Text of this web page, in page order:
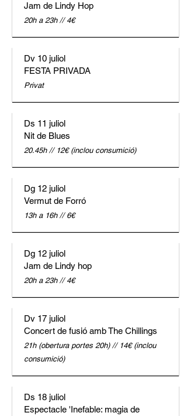
Jam de Lindy Hop
20h a 23h // 4€
Dv 10 juliol
FESTA PRIVADA
Privat
Ds 11 juliol
Nit de Blues
20.45h // 12€ (inclou consumició)
Dg 12 juliol
Vermut de Forró
13h a 16h // 6€
Dg 12 juliol
Jam de Lindy hop
20h a 23h // 4€
Dv 17 juliol
Concert de fusió amb The Chillings
21h (obertura portes 20h) // 14€ (inclou
consumició)
Ds 18 juliol
Espectacle 'Inefable: magia de